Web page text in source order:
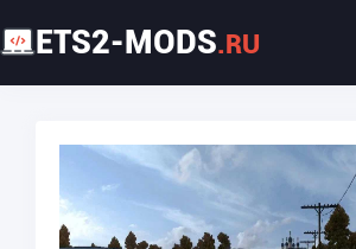
ETS2-MODS.RU